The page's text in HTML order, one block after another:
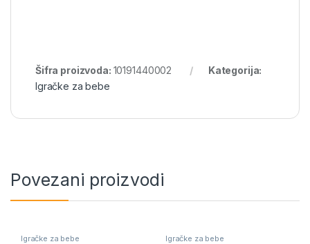
Šifra proizvoda: 10191440002
Kategorija:
Igračke za bebe
Povezani proizvodi
Igračke za bebe Igračke za bebe